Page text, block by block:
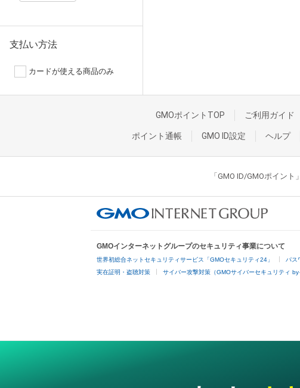
支払い方法
カードが使える商品のみ
GMOポイントTOP ご利用ガイド
ポイント通帳 GMO ID設定 ヘルプ
「GMO ID/GMOポイン
GMOインターネットグループのセキュリティ事業について
世界初総合ネットセキュリティサービス「GMOセキュリティ24」 パス
実在証明・盗聴対策 サイバー攻撃対策（GMOサイバーセキュリティ by